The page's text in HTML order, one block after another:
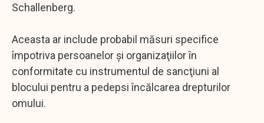
Schallenberg.
Aceasta ar include probabil măsuri specifice
împotriva persoanelor şi organizaţiilor în
conformitate cu instrumentul de sancţiuni al
blocului pentru a pedepsi încălcarea drepturilor
omului.